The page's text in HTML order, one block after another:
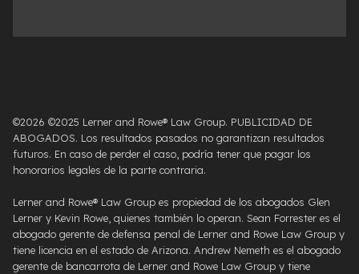
©2026 ©2025 Lerner and Rowe® Law Group. PUBLICIDAD DE
ABOGADOS. Los resultados pasados ​​no garantizan resultados
futuros. En caso de perder el caso, podría tener que pagar los
honorarios legales de la parte contraria.
Lerner and Rowe® Law Group es propiedad de los abogados Glen
Lerner y Kevin Rowe, quienes también lo operan. Sean Forrester es el
abogado gerente de defensa penal de Lerner and Rowe Law Group y
tiene licencia en el estado de Arizona. Andrew Nemeth es el abogado
gerente de bancarrota de Lerner and Rowe Law Group y tiene